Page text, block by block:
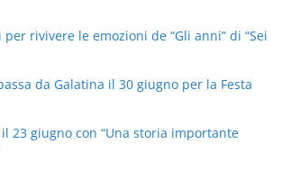
per rivivere le emozioni de “Gli anni” di “Sei
da Galatina il 30 giugno per la Festa
23 giugno con “Una storia importante